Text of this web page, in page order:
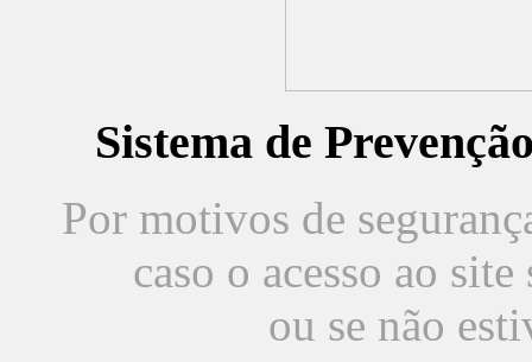
Sistema de
Por motivos de
caso o acesso ao
ou se não